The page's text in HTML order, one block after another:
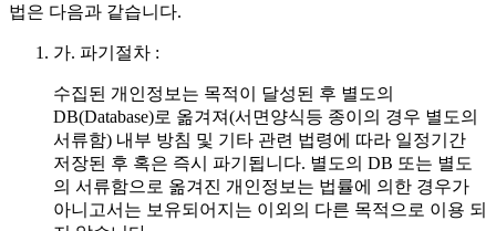
법은 다음과 같습니다.
가. 파기절차 :
수집된 개인정보는 목적이 달성된 후 별도의
DB(Database)로 옮겨져(서면양식등 종이의 경우 별도의
서류함) 내부 방침 및 기타 관련 법령에 따라 일정기간
저장된 후 혹은 즉시 파기됩니다. 별도의 DB 또는 별도
의 서류함으로 옮겨진 개인정보는 법률에 의한 경우가
아니고서는 보유되어지는 이외의 다른 목적으로 이용 되